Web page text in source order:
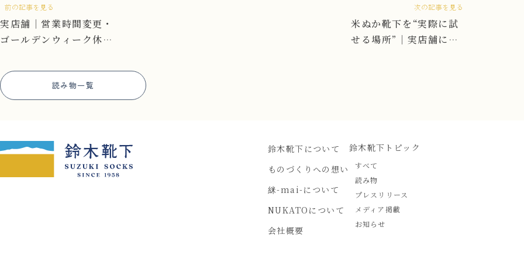
前の記事を見る
実店舗｜営業時間変更・
ゴールデンウィーク休業
次の記事を見る
米ぬか靴下を“実際に試
せる場所”｜実店舗につ
読み物一覧
鈴木靴下について
ものづくりへの想い
䋛-mai-について
NUKATOについて
会社概要
鈴木靴下トピック
すべて
読み物
プレスリリース
メディア掲載
お知らせ